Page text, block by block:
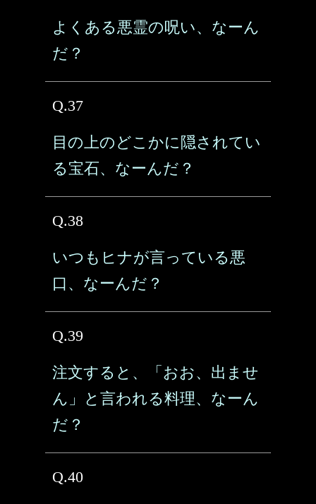
よくある悪霊の呪い、なーん
だ？
Q.37
目の上のどこかに隠されてい
る宝石、なーんだ？
Q.38
いつもヒナが言っている悪
口、なーんだ？
Q.39
注文すると、「おお、出ませ
ん」と言われる料理、なーん
だ？
Q.40